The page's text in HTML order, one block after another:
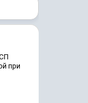
при